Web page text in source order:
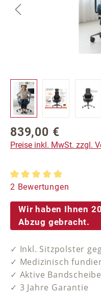
Regulärer Preis:
839,00 €
Preise inkl. MwSt. zzgl.
Durchschnittliche
2 Bewertungen
Wir haben Ihnen
Abzug gebracht.
✓ Inkl. Sitzpolster
✓ Medizinisch
✓ Aktive
✓ 3 Jahre Garantie